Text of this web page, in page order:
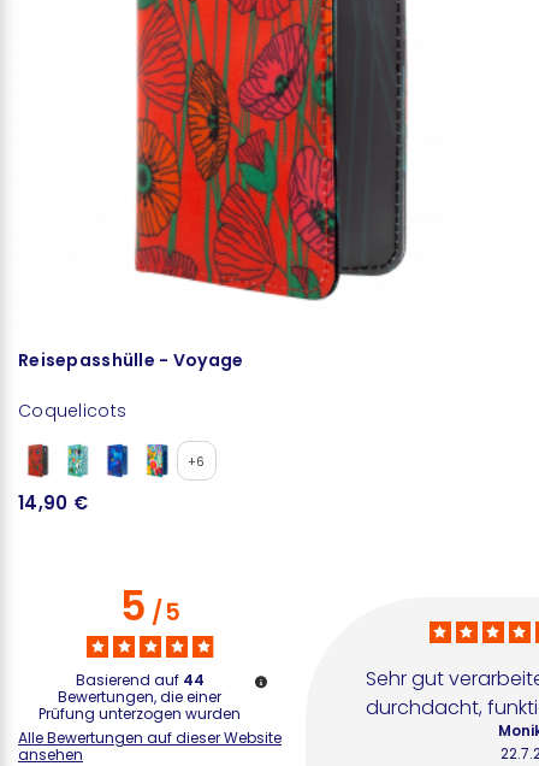
Reisepasshülle - Voyage
Coquelicots
+6
14,90 €
5/5
Basierend auf 44
Bewertungen, die einer
Prüfung unterzogen wurden
Alle Bewertungen auf dieser Website
ansehen
Sehr gut
durchdacht,